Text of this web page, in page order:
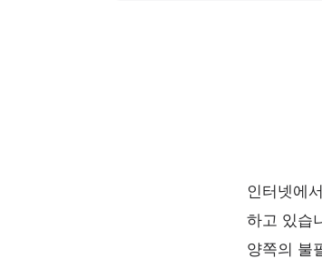
인터넷에
하고 있습
양쪽의 불